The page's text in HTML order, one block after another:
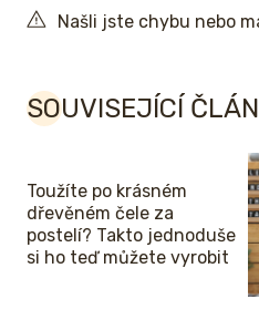
Našli jste chybu nebo
SOUVISEJÍCÍ
Toužíte po krásném
dřevěném čele za
postelí? Takto jednoduše
si ho teď můžete vyrobit